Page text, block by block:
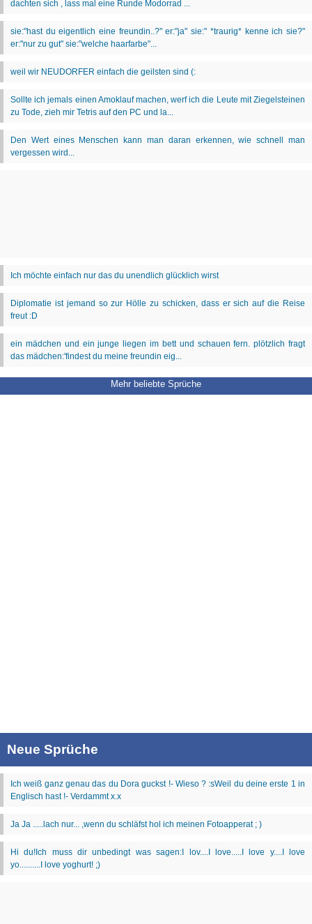
Mehr beliebte Sprüche
Neue Sprüche